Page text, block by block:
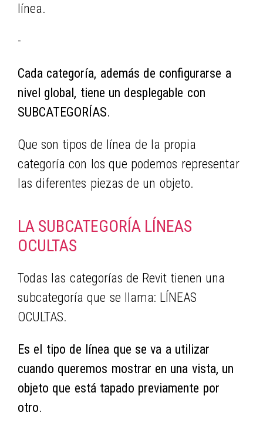
línea.
-
Cada categoría, además de configurarse a
nivel global, tiene un desplegable con
SUBCATEGORÍAS.
Que son tipos de línea de la propia
categoría con los que podemos representar
las diferentes piezas de un objeto.
LA SUBCATEGORÍA LÍNEAS
OCULTAS
Todas las categorías de Revit tienen una
subcategoría que se llama: LÍNEAS
OCULTAS.
Es el tipo de línea que se va a utilizar
cuando queremos mostrar en una vista, un
objeto que está tapado previamente por
otro.